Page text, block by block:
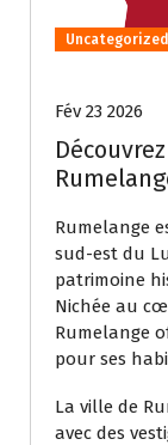
Uncategorized
Fév 23 2026
Rumelange
sud-est du
patrimoine
Nichée au
Rumelange
pour ses
La ville de
avec des